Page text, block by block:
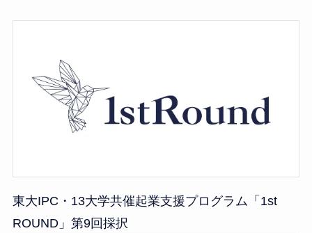
東大IPC・13大学共催起業支援プログラム「1st
ROUND」第9回採択